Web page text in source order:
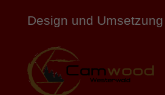
Design und Umsetzung